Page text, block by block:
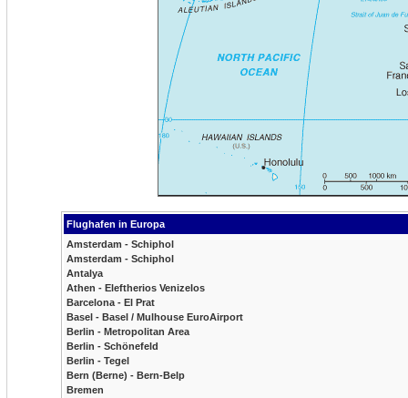
Flughafen in Europa
Amsterdam - Schiphol
Amsterdam - Schiphol
Antalya
Athen - Eleftherios Venizelos
Barcelona - El Prat
Basel - Basel / Mulhouse EuroAirport
Berlin - Metropolitan Area
Berlin - Schönefeld
Berlin - Tegel
Bern (Berne) - Bern-Belp
Bremen